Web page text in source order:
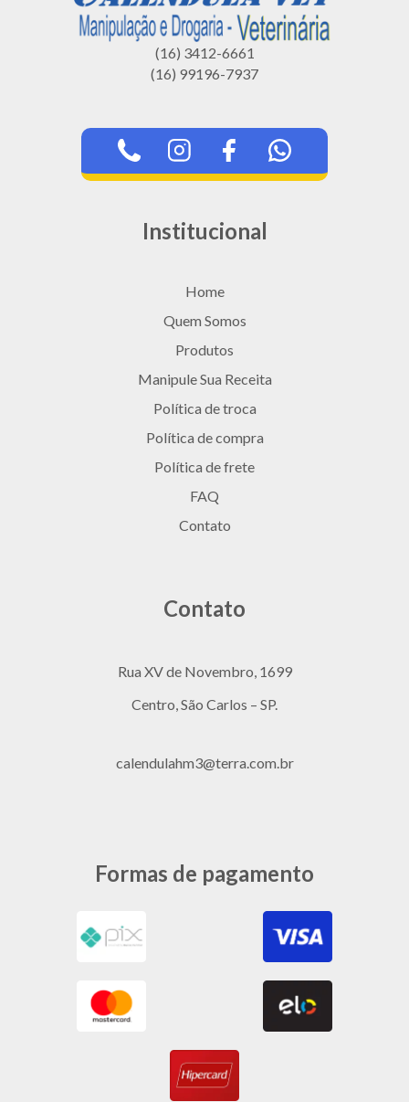
(16) 3412-6661
(16) 99196-7937
Institucional
Home
Quem Somos
Produtos
Manipule Sua Receita
Política de troca
Política de compra
Política de frete
FAQ
Contato
Contato
Rua XV de Novembro, 1699
Centro, São Carlos – SP.
calendulahm3@terra.com.br
Formas de pagamento